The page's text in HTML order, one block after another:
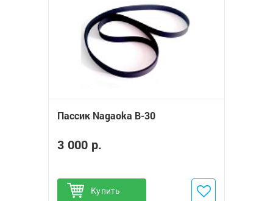
Пассик Nagaoka B-30
3 000 р.
Купить
Добавить в избранное